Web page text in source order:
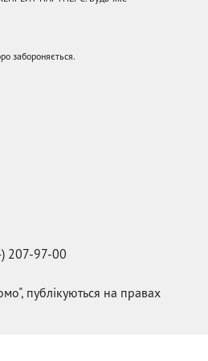
забороняється.
207-97-00
публікуються на правах